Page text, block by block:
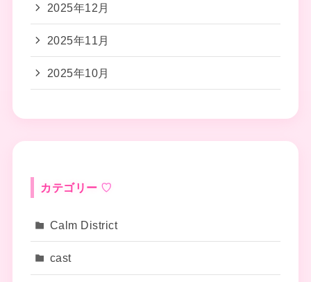
2025年12月
2025年11月
2025年10月
カテゴリー
Calm District
cast